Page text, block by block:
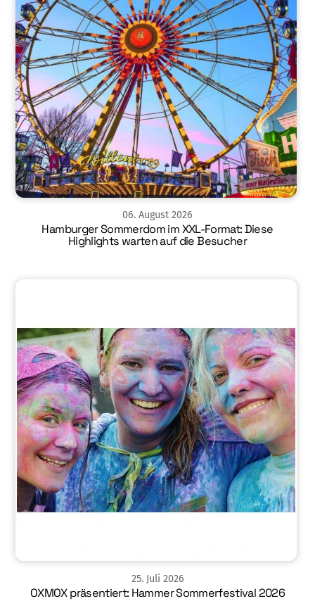
06. August 2026
Hamburger Sommerdom im XXL-Format: Diese
Highlights warten auf die Besucher
25. Juli 2026
OXMOX präsentiert: Hammer Sommerfestival 2026